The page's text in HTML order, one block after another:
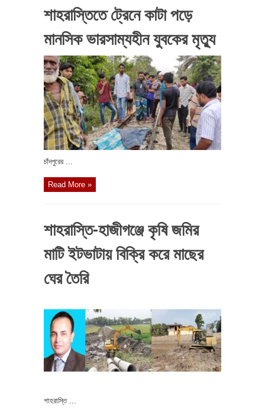
শাহরাস্তিতে ট্রেনে কাটা পড়ে
মানসিক ভারসাম্যহীন যুবকের মৃত্যু
চাঁদপুরের ...
Read More »
শাহরাস্তি-হাজীগঞ্জে কৃষি জমির
মাটি ইটভাটায় বিক্রি করে মাছের
ঘের তৈরি
শাহরাস্তি ...